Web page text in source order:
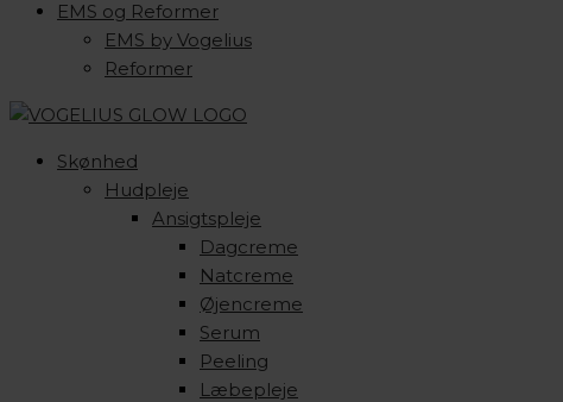
EMS og Reformer
EMS by Vogelius
Reformer
Skønhed
Hudpleje
Ansigtspleje
Dagcreme
Natcreme
Øjencreme
Serum
Peeling
Læbepleje